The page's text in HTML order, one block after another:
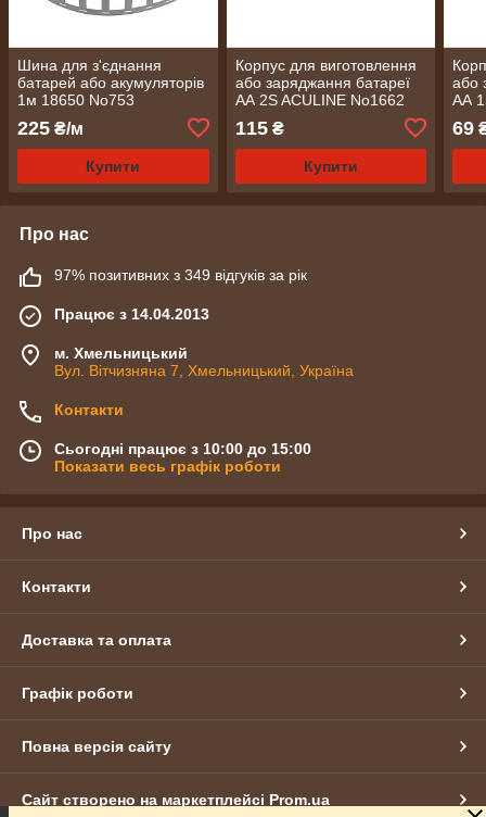
Шина для з'єднання
батарей або акумуляторів
1м 18650 No753
225 ₴/м
Купити
Корпус для виготовлення
або заряджання батареї
АА 2S ACULINE No1662
115₴
Купити
або
АА
69
Про нас
97% позитивних з 349 відгуків за рік
Працює з 14.04.2013
м. Хмельницький
Вул. Вітчизняна 7, Хмельницький, Україна
Контакти
Сьогодні працює з 10:00 до 15:00
Показати весь графік роботи
Про нас
Контакти
Доставка та оплата
Графік роботи
Повна версія сайту
Сайт створено на маркетплейсі Prom.ua